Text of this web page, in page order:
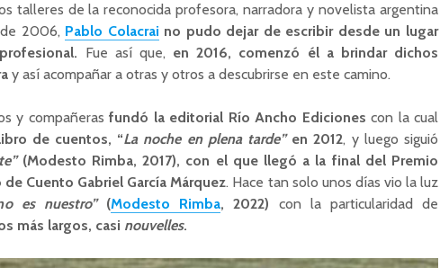
talleres de la reconocida profesora, narradora y novelista argentina
2006, Pablo Colacrai no pudo dejar de escribir desde un lugar
Fue así que, en 2016, comenzó él a brindar dichos
y así acompañar a otras y otros a descubrirse en este camino.
y compañeras fundó la editorial Río Ancho Ediciones con la cual
de cuentos, “La noche en plena tarde”en 2012, y luego siguió
(Modesto Rimba, 2017), con el que llegó a la final del Premio
Cuento Gabriel García Márquez. Hace tan solo unos días vio la luz
es nuestro”(Modesto Rimba, 2022) con la particularidad de
más largos, casi nouvelles.